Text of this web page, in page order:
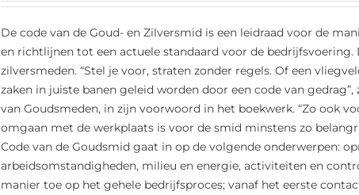
De code van de Goud- en Zilversmid is een leidraad voor de
en richtlijnen tot een actuele standaard voor de
zilversmeden. “Stel je voor, straten zonder regels. Of een
zaken in juiste banen geleid worden door een code van
van Goudsmeden, in zijn voorwoord in het boekwerk. “Zo ook
omgaan met de werkplaats is voor de smid minstens zo
Code van de Goudsmid gaat in op de volgende onderwerpen:
arbeidsomstandigheden, milieu en energie, activiteiten en
manier toe op het gehele bedrijfsproces; vanaf het eerste